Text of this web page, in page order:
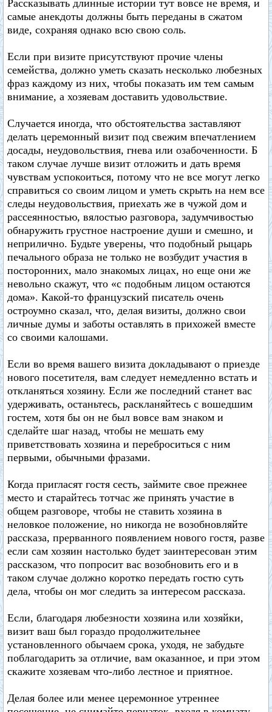
Рассказывать длинные истории тут вовсе не время, и
самые анекдоты должны быть переданы в сжатом
виде, сохраняя однако всю свою соль.
Если при визите присутствуют прочие члены
семейства, должно уметь сказать несколько любезных
фраз каждому из них, чтобы показать им тем самым
внимание, а хозяевам доставить удовольствие.
Случается иногда, что обстоятельства заставляют
делать церемонный визит под свежим впечатлением
досады, неудовольствия, гнева или озабоченности. Б
таком случае лучше визит отложить и дать время
чувствам успокоиться, потому что не все могут легко
справиться со своим лицом и уметь скрыть на нем все
следы неудовольствия, приехать же в чужой дом и
рассеянностью, вялостью разговора, задумчивостью
обнаружить грустное настроение души и смешно, и
неприлично. Будьте уверены, что подобный рыцарь
печального образа не только не возбудит участия в
посторонних, мало знакомых лицах, но еще они же
невольно скажут, что «с подобным лицом остаются
дома». Какой-то французский писатель очень
остроумно сказал, что, делая визиты, должно свои
личные думы и заботы оставлять в прихожей вместе
со своими калошами.
Если во время вашего визита докладывают о приезде
нового посетителя, вам следует немедленно встать и
откланяться хозяину. Если же последний станет вас
удерживать, останьтесь, раскланяйтесь с вошедшим
гостем, хотя бы он не был вовсе вам знаком и
сделайте шаг назад, чтобы не мешать ему
приветствовать хозяина и переброситься с ним
первыми, обычными фразами.
Когда пригласят гостя сесть, займите свое прежнее
место и старайтесь тотчас же принять участие в
общем разговоре, чтобы не ставить хозяина в
неловкое положение, но никогда не возобновляйте
рассказа, прерванного появлением нового гостя, разве
если сам хозяин настолько будет заинтересован этим
рассказом, что попросит вас возобновить его и в
таком случае должно коротко передать гостю суть
дела, чтобы он мог следить за интересом рассказа.
Если, благодаря любезности хозяина или хозяйки,
визит ваш был гораздо продолжительнее
установленного обычаем срока, уходя, не забудьте
поблагодарить за отличие, вам оказанное, и при этом
скажите хозяевам что-либо лестное и приятное.
Делая более или менее церемонное утреннее